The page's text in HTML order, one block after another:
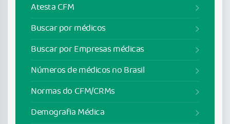
Atesta CFM
Buscar por médicos
Buscar por Empresas médicas
Números de médicos no Brasil
Normas do CFM/CRMs
Demografia Médica